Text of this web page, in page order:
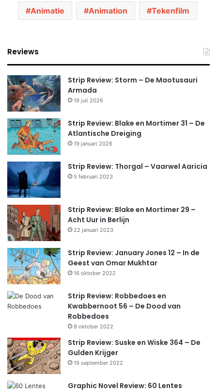
Animatie Animation Tekenfilm
Reviews
Strip Review: Storm – De Maotusauri
Armada
19 juli 2026
Strip Review: Blake en Mortimer 31 – De
Atlantische Dreiging
19 januari 2026
Strip Review: Thorgal – Vaarwel Aaricia
5 februari 2023
Strip Review: Blake en Mortimer 29 –
Acht Uur in Berlijn
22 januari 2023
Strip Review: January Jones 12 – In de
Geest van Omar Mukhtar
16 oktober 2022
Strip Review: Robbedoes en
Kwabbernoot 56 – De Dood van
Robbedoes
8 oktober 2022
Strip Review: Suske en Wiske 364 – De
Gulden Krijger
19 september 2022
Graphic Novel Review: 60 Lentes